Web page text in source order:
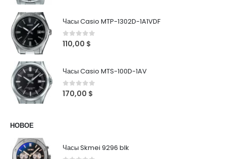
Часы Casio MTP-1302D-1A1VDF
0out of 5
110,00 $
Часы Casio MTS-100D-1AV
0out of 5
170,00 $
НОВОЕ
Часы Skmei 9296 blk